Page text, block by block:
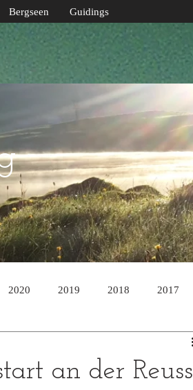
Bergseen Guidings
2020 2019 2018 2017
an der Reuss